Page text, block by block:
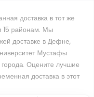
доставка в тот же
15 районам. Мы
доставке в Дефне,
Мустафы
Оцените лучшие
доставка в этот